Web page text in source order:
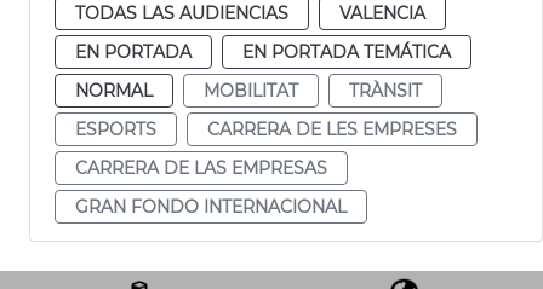
TODAS LAS AUDIENCIAS
VALENCIA
EN PORTADA
EN PORTADA TEMÁTICA
NORMAL
MOBILITAT
TRÀNSIT
ESPORTS
CARRERA DE LES EMPRESES
CARRERA DE LAS EMPRESAS
GRAN FONDO INTERNACIONAL